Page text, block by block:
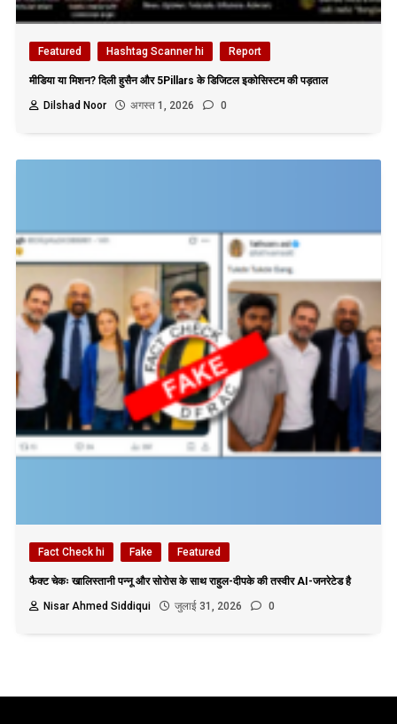
Featured Hashtag Scanner hi Report
मीडिया या मिशन? दिली हुसैन और 5Pillars के डिजिटल इकोसिस्टम की पड़ताल
Dilshad Noor
अगस्त 1, 2026 0
Fact Check hi Fake Featured
फैक्ट चेकः खालिस्तानी पन्नू और सोरोस के साथ राहुल-दीपके की तस्वीर AI-जनरेटेड है
Nisar Ahmed Siddiqui
जुलाई 31, 2026 0